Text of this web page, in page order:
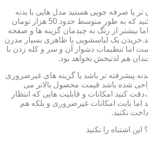
تر یا صرفه جویی هستید مدل هایی با بدنه
سفید رنگ را انتخاب کنید که به طور متوسط حدود 50 هزار تومان
بیشتر از رنگ به چیدمان گزینه ها و صفحه
یک لباسشویی با ظاهری بسیار مدرن
اما تنظیمات دشوار آن و سر و کله زدن با
هم لذتبخش نخواهد بود.
پیشرفته تر باشد یا گزینه های غیرضروری
شده باشد قیمت محصول بالاتر می
کنید امکانات و قابلیت هایی که انتظار
اما بابت امکانات غیرضروری و بلکه هم
نکنید.
اشتباه را نکنید